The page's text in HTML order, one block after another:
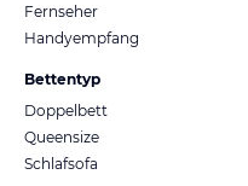
Fernseher
Handyempfang
Bettentyp
Doppelbett
Queensize
Schlafsofa